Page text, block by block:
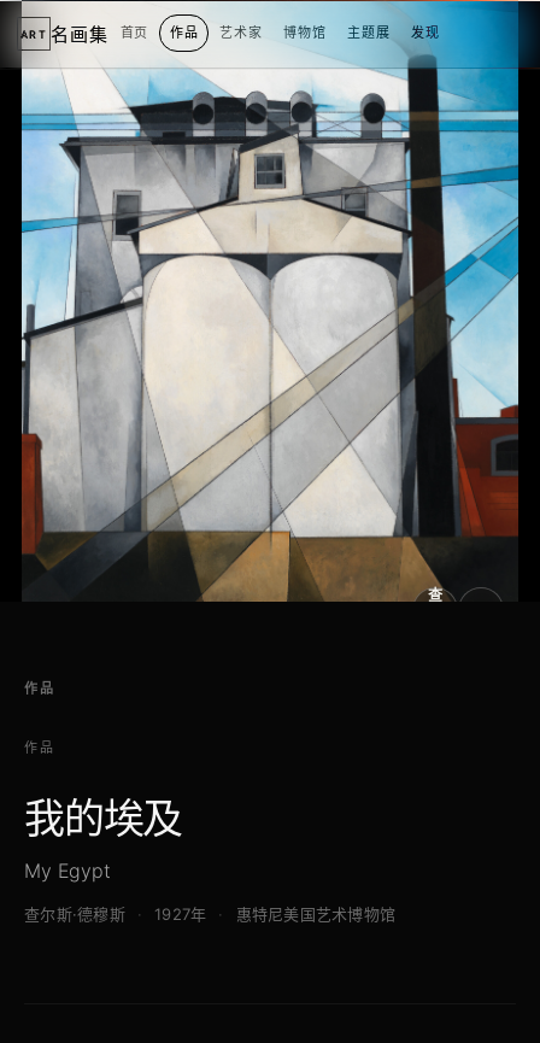
ART 名画集 首页 作品 艺术家 博物馆 主题展 发现
看
点
查
作品
作品
我的埃及
My Egypt
查尔斯·德穆斯 1927年 惠特尼美国艺术博物馆